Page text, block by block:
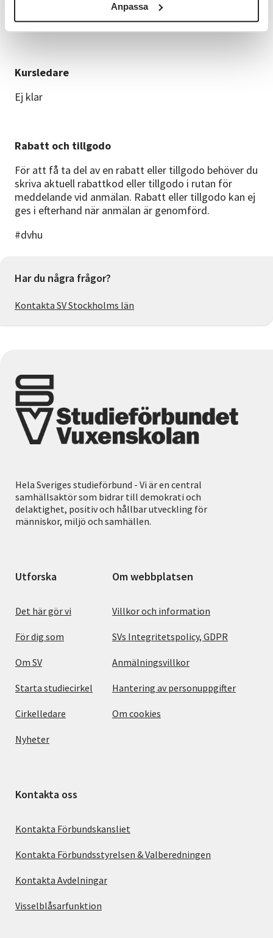
Anpassa
Träningskläder. På fötterna gymnastikskor för
inomhusbruk.
Kursledare
Ej klar
Rabatt och tillgodo
För att få ta del av en rabatt eller tillgodo behöver du
skriva aktuell rabattkod eller tillgodo i rutan för
meddelande vid anmälan. Rabatt eller tillgodo kan ej
ges i efterhand när anmälan är genomförd.
#dvhu
Har du några frågor?
Kontakta SV Stockholms län
Hela Sveriges studieförbund - Vi är en central
samhällsaktör som bidrar till demokrati och
delaktighet, positiv och hållbar utveckling för
människor, miljö och samhällen.
Utforska
Det här gör vi
För dig som
Om SV
Starta studiecirkel
Cirkelledare
Nyheter
Om webbplatsen
Villkor och information
SVs Integritetspolicy, GDPR
Anmälningsvillkor
Hantering av personuppgifter
Om cookies
Kontakta oss
Kontakta Förbundskansliet
Kontakta Förbundsstyrelsen & Valberedningen
Kontakta Avdelningar
Visselblåsarfunktion